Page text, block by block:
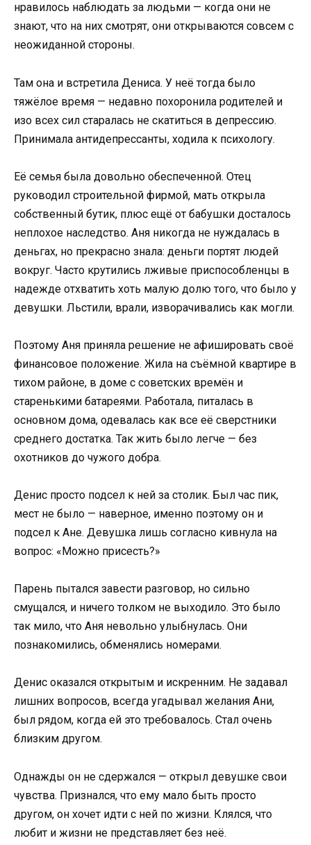
нравилось наблюдать за людьми — когда они не
знают, что на них смотрят, они открываются совсем с
неожиданной стороны.
Там она и встретила Дениса. У неё тогда было
тяжёлое время — недавно похоронила родителей и
изо всех сил старалась не скатиться в депрессию.
Принимала антидепрессанты, ходила к психологу.
Её семья была довольно обеспеченной. Отец
руководил строительной фирмой, мать открыла
собственный бутик, плюс ещё от бабушки досталось
неплохое наследство. Аня никогда не нуждалась в
деньгах, но прекрасно знала: деньги портят людей
вокруг. Часто крутились лживые приспособленцы в
надежде отхватить хоть малую долю того, что было у
девушки. Льстили, врали, изворачивались как могли.
Поэтому Аня приняла решение не афишировать своё
финансовое положение. Жила на съёмной квартире в
тихом районе, в доме с советских времён и
старенькими батареями. Работала, питалась в
основном дома, одевалась как все её сверстники
среднего достатка. Так жить было легче — без
охотников до чужого добра.
Денис просто подсел к ней за столик. Был час пик,
мест не было — наверное, именно поэтому он и
подсел к Ане. Девушка лишь согласно кивнула на
вопрос: «Можно присесть?»
Парень пытался завести разговор, но сильно
смущался, и ничего толком не выходило. Это было
так мило, что Аня невольно улыбнулась. Они
познакомились, обменялись номерами.
Денис оказался открытым и искренним. Не задавал
лишних вопросов, всегда угадывал желания Ани,
был рядом, когда ей это требовалось. Стал очень
близким другом.
Однажды он не сдержался — открыл девушке свои
чувства. Признался, что ему мало быть просто
другом, он хочет идти с ней по жизни. Клялся, что
любит и жизни не представляет без неё.